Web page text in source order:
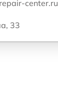
center.ru
33